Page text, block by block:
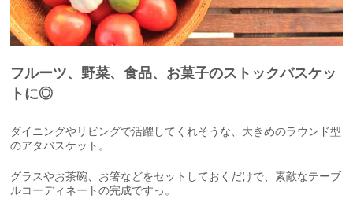
フルーツ、野菜、食品、お菓子のストックバスケッ
トに◎
ダイニングやリビングで活躍してくれそうな、大きめのラウンド型
のアタバスケット。
グラスやお茶碗、お箸などをセットしておくだけで、素敵なテーブ
ルコーディネートの完成ですっ。